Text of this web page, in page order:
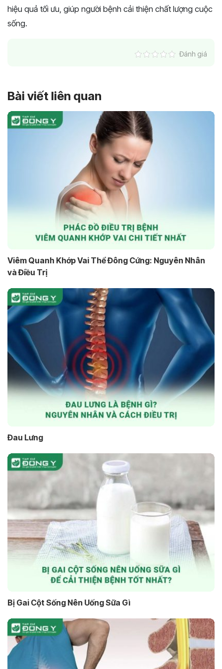
hiệu quả tối ưu, giúp người bệnh cải thiện chất lượng cuộc
sống.
Đánh giá
Bài viết liên quan
Viêm Quanh Khớp Vai Thể Đông Cứng: Nguyên Nhân
và Điều Trị
Đau Lưng
Bị Gai Cột Sống Nên Uống Sữa Gì